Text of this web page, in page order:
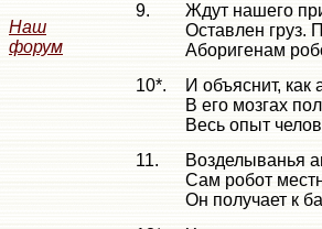
Наш
форум
9.
Ждут нашего
Оставлен груз.
Аборигенам
10*.
И объяснит, как
В его мозгах
Весь опыт
11.
Возделыванья
Сам робот
Он получает к